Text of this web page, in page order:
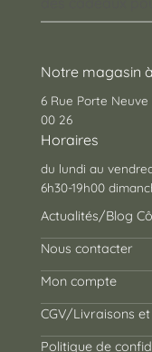
Notre magasin
6 Rue Porte Neuve
00 26
Horaires
du lundi au
6h30-19h00
Actualités/Blog
Nous contacter
Mon compte
CGV/Livraisons
Politique de